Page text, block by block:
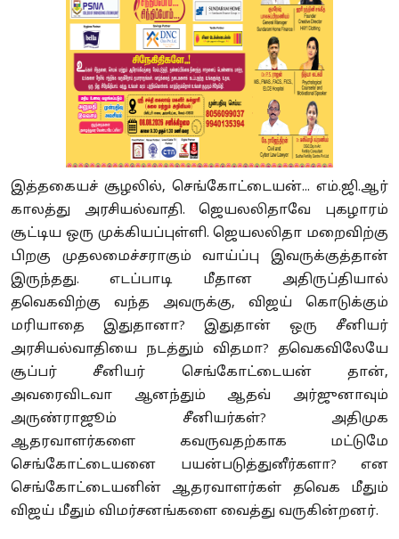
இத்தகையச் சூழலில், செங்கோட்டையன்... எம்.ஜி.ஆர்
காலத்து அரசியல்வாதி. ஜெயலலிதாவே புகழாரம்
சூட்டிய ஒரு முக்கியப்புள்ளி. ஜெயலலிதா மறைவிற்கு
பிறகு முதலமைச்சராகும் வாய்ப்பு இவருக்குத்தான்
இருந்தது. எடப்பாடி மீதான அதிருப்தியால்
தவெகவிற்கு வந்த அவருக்கு, விஜய் கொடுக்கும்
மரியாதை இதுதானா? இதுதான் ஒரு சீனியர்
அரசியல்வாதியை நடத்தும் விதமா? தவெகவிலேயே
சூப்பர் சீனியர் செங்கோட்டையன் தான்,
அவரைவிடவா ஆனந்தும் ஆதவ் அர்ஜுனாவும்
அருண்ராஜூம் சீனியர்கள்? அதிமுக
ஆதரவாளர்களை கவருவதற்காக மட்டுமே
செங்கோட்டையனை பயன்படுத்துனீர்களா? என
செங்கோட்டையனின் ஆதரவாளர்கள் தவெக மீதும்
விஜய் மீதும் விமர்சனங்களை வைத்து வருகின்றனர்.